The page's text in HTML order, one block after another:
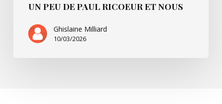
UN PEU DE PAUL RICOEUR ET NOUS
Ghislaine Milliard
10/03/2026